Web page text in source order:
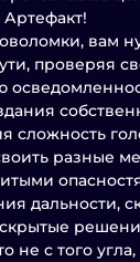
вам
проверяя
сложность
разные
дальности,
не с того